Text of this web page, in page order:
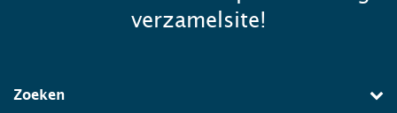
verzamelsite!
Zoeken